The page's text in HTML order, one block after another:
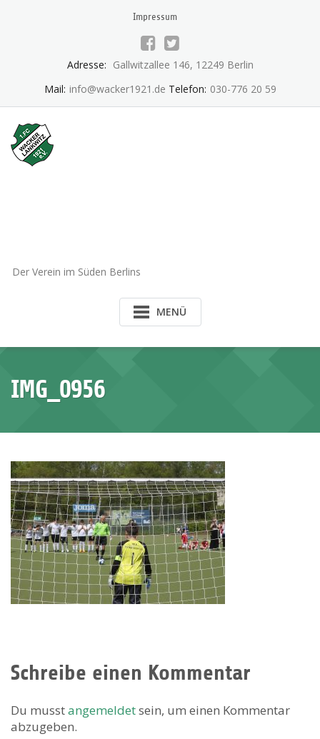
Impressum
Adresse: Gallwitzallee 146, 12249 Berlin
Mail: info@wacker1921.de Telefon: 030-776 20 59
Der Verein im Süden Berlins
MENÜ
IMG_0956
Schreibe einen Kommentar
Du musstangemeldetsein, um einen Kommentar
abzugeben.